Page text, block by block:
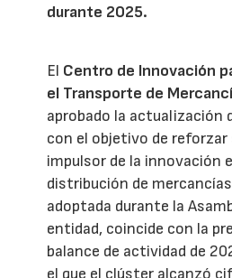
durante 2025.
El Centro de Innovación
el Transporte de
aprobado la actualización
con el objetivo de reforzar
impulsor de la innovación
distribución de
adoptada durante la
entidad, coincide con la
balance de actividad de
el que el clúster alcanzó